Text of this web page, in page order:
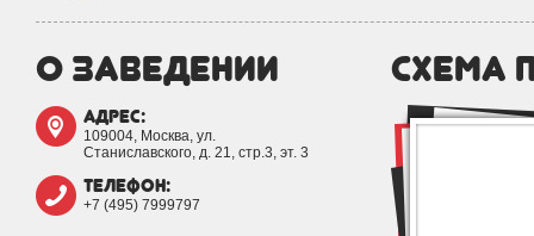
о заведении
адрес:
109004, Москва, ул.
Станиславского, д. 21, стр.3, эт. 3
телефон:
+7 (495) 7999797
схема